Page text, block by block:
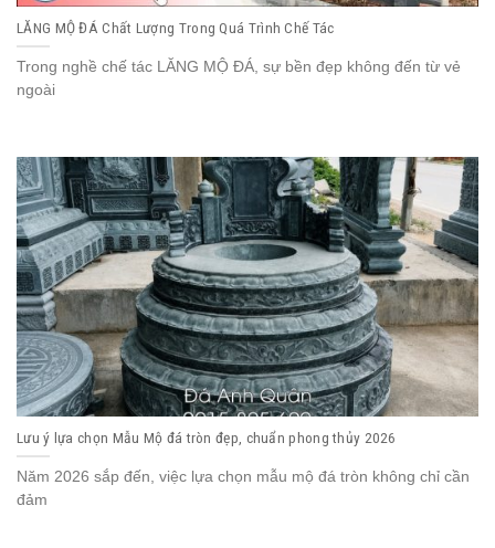
LĂNG MỘ ĐÁ Chất Lượng Trong Quá Trình Chế Tác
Trong nghề chế tác LĂNG MỘ ĐÁ, sự bền đẹp không đến từ vẻ
ngoài
Lưu ý lựa chọn Mẫu Mộ đá tròn đẹp, chuẩn phong thủy 2026
Năm 2026 sắp đến, việc lựa chọn mẫu mộ đá tròn không chỉ cần
đảm